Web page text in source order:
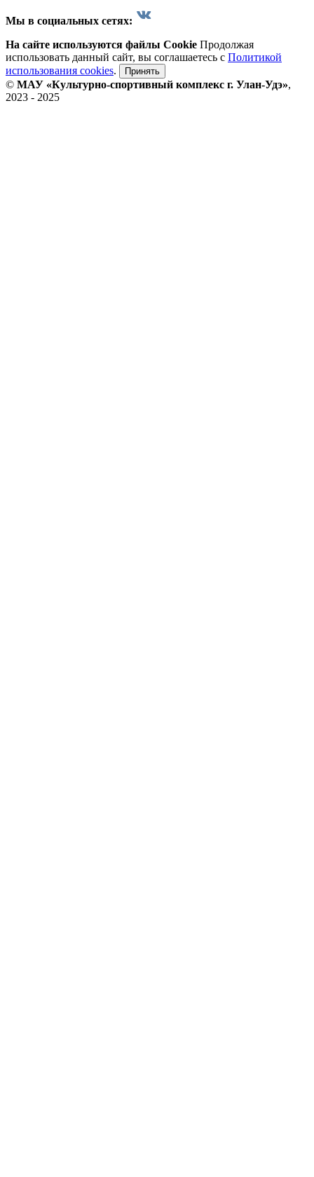
Мы в социальных сетях:
На сайте используются файлы Cookie Продолжая
использовать данный сайт, вы соглашаетесь с Политикой
использования cookies. Принять
© МАУ «Культурно-спортивный комплекс г. Улан-Удэ»,
2023 - 2025